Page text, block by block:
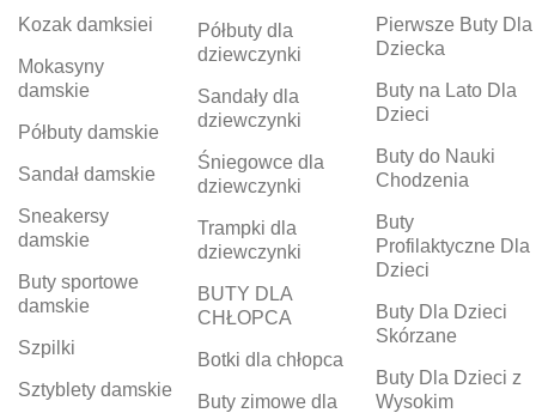
Kozak damksiei
Mokasyny
damskie
Półbuty damskie
Sandał damskie
Sneakersy
damskie
Buty sportowe
damskie
Szpilki
Sztyblety damskie
Półbuty dla
dziewczynki
Sandały dla
dziewczynki
Śniegowce dla
dziewczynki
Trampki dla
dziewczynki
BUTY DLA
CHŁOPCA
Botki dla chłopca
Buty zimowe dla
Pierwsze Buty Dla
Dziecka
Buty na Lato Dla
Dzieci
Buty do Nauki
Chodzenia
Buty
Profilaktyczne Dla
Dzieci
Buty Dla Dzieci
Skórzane
Buty Dla Dzieci z
Wysokim